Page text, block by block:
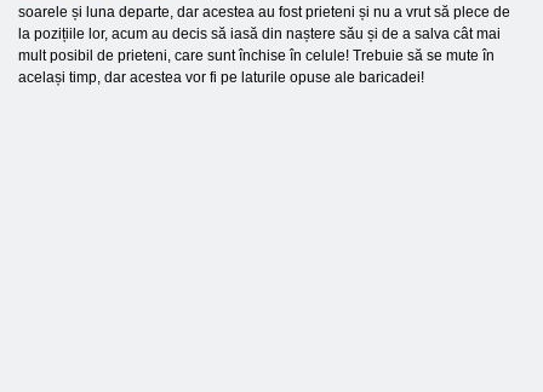
soarele și luna departe, dar acestea au fost prieteni și nu a vrut să plece de
la pozițiile lor, acum au decis să iasă din naștere său și de a salva cât mai
mult posibil de prieteni, care sunt închise în celule! Trebuie să se mute în
același timp, dar acestea vor fi pe laturile opuse ale baricadei!